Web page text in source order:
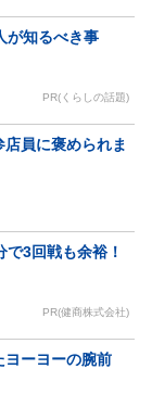
が知るべき事
PR(くらしの話題)
員に褒められま
で3回戦も余裕！
PR(健商株式会社)
ヨーヨーの腕前